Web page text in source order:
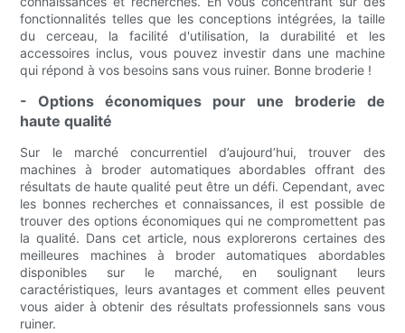
fonctionnalités telles que les conceptions intégrées, la taille
du cerceau, la facilité d'utilisation, la durabilité et les
accessoires inclus, vous pouvez investir dans une machine
qui répond à vos besoins sans vous ruiner. Bonne broderie !
- Options économiques pour une broderie de
haute qualité
Sur le marché concurrentiel d’aujourd’hui, trouver des
machines à broder automatiques abordables offrant des
résultats de haute qualité peut être un défi. Cependant, avec
les bonnes recherches et connaissances, il est possible de
trouver des options économiques qui ne compromettent pas
la qualité. Dans cet article, nous explorerons certaines des
meilleures machines à broder automatiques abordables
disponibles sur le marché, en soulignant leurs
caractéristiques, leurs avantages et comment elles peuvent
vous aider à obtenir des résultats professionnels sans vous
ruiner.